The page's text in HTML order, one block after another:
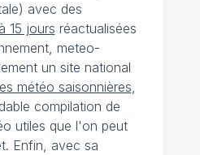
avec des
15 jours réactualisées
meteo-
un site national
météo saisonnières,
compilation de
utiles que l'on peut
Enfin, avec sa